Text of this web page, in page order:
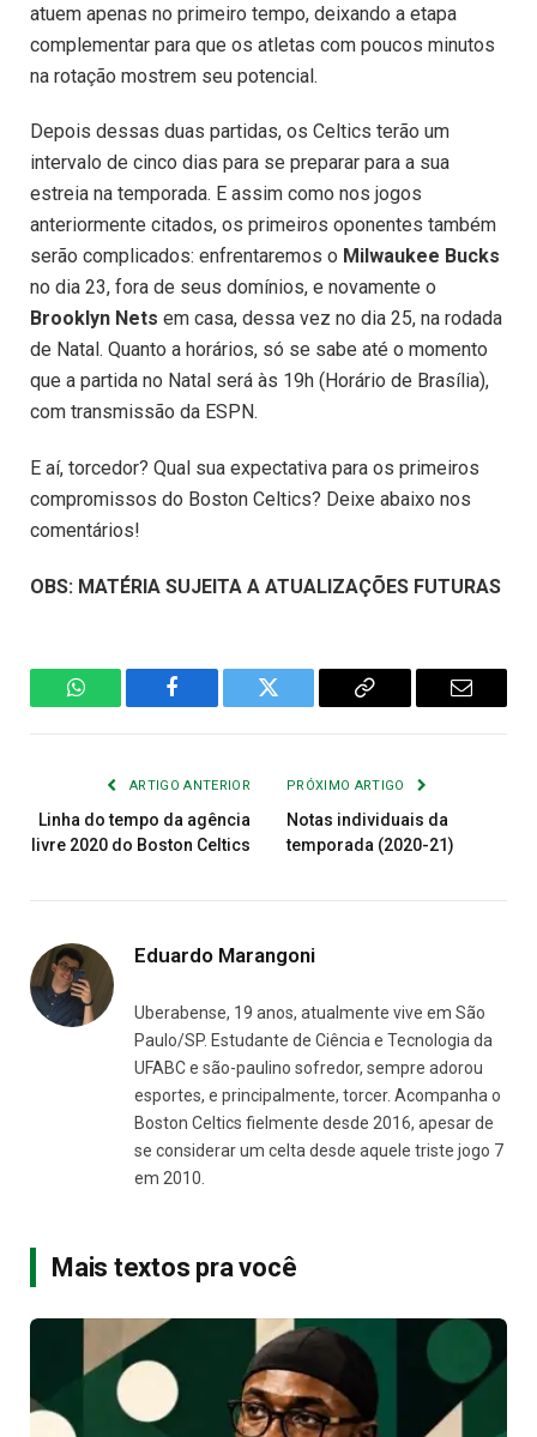
atuem apenas no primeiro tempo, deixando a etapa
complementar para que os atletas com poucos minutos
na rotação mostrem seu potencial.
Depois dessas duas partidas, os Celtics terão um
intervalo de cinco dias para se preparar para a sua
estreia na temporada. E assim como nos jogos
anteriormente citados, os primeiros oponentes também
serão complicados: enfrentaremos o Milwaukee Bucks
no dia 23, fora de seus domínios, e novamente o
Brooklyn Nets em casa, dessa vez no dia 25, na rodada
de Natal. Quanto a horários, só se sabe até o momento
que a partida no Natal será às 19h (Horário de Brasília),
com transmissão da ESPN.
E aí, torcedor? Qual sua expectativa para os primeiros
compromissos do Boston Celtics? Deixe abaixo nos
comentários!
OBS: MATÉRIA SUJEITA A ATUALIZAÇÕES FUTURAS
WhatsAppFacebook Twitter
Copiar
E-
ARTIGO ANTERIOR
Linha do tempo da agência
livre 2020 do Boston Celtics
PRÓXIMO ARTIGO
Notas individuais da
temporada (2020-21)
Eduardo Marangoni
Uberabense, 19 anos, atualmente vive em São
Paulo/SP. Estudante de Ciência e Tecnologia da
UFABC e são-paulino sofredor, sempre adorou
esportes, e principalmente, torcer. Acompanha o
Boston Celtics fielmente desde 2016, apesar de
se considerar um celta desde aquele triste jogo 7
em 2010.
Mais textos pra você